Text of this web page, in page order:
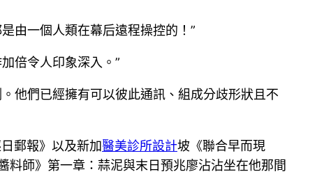
由一個人類在幕后遠程操控的！”
倍令人印象深入。”
他們已經擁有可以彼此通訊、組成分歧形狀且不
郵報》以及新加醫美診所設計坡《聯合早而現
師》第一章：蒜泥與末日預兆廖沾沾坐在他那間